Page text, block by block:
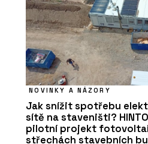
NOVINKY A NÁZORY
Jak snížit spotřebu
sítě na staveništi?
pilotní projekt
střechách stavebních